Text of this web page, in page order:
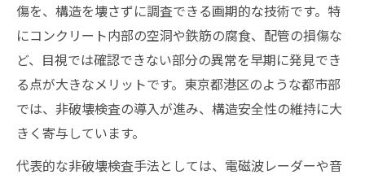
傷を、構造を壊さずに調査できる画期的な技術です。特
にコンクリート内部の空洞や鉄筋の腐食、配管の損傷な
ど、目視では確認できない部分の異常を早期に発見でき
る点が大きなメリットです。東京都港区のような都市部
では、非破壊検査の導入が進み、構造安全性の維持に大
きく寄与しています。
代表的な非破壊検査手法としては、電磁波レーダーや音